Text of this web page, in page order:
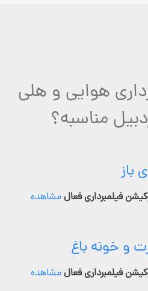
هوایی و هلی
مناسبه؟
باز
مشاهده
و خونه باغ
مشاهده